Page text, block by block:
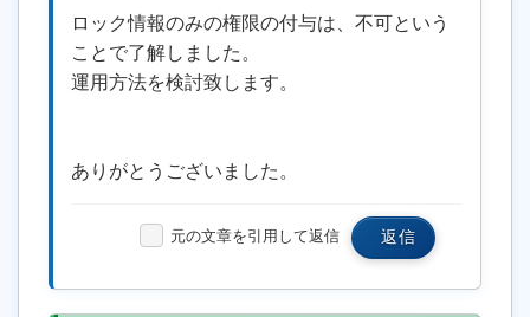
ロック情報のみの権限の付与は、不可という
ことで了解しました。
運用方法を検討致します。
ありがとうございました。
元の文章を引用して返信 返信